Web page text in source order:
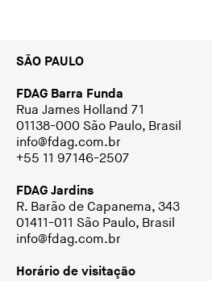
SÃO PAULO
FDAG Barra Funda
Rua James Holland 71
01138-000 São Paulo, Brasil
info@fdag.com.br
+55 11 97146-2507
FDAG Jardins
R. Barão de Capanema, 343
01411-011 São Paulo, Brasil
info@fdag.com.br
Horário de visitação